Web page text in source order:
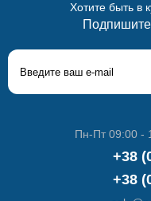
Хотите быть в
Пн-Пт 09:00 -
+38
+38